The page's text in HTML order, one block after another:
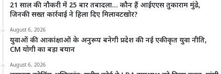
21 साल की नौकरी में 25 बार तबादला… कौन हैं आईएएस तुकाराम मुंढे,
जिनकी सख्त कार्रवाई ने हिला दिए मिलावटखोर?
August 6, 2026
युवाओं की आकांक्षाओं के अनुरूप बनेगी प्रदेश की नई एकीकृत युवा नीति,
CM योगी का बड़ा बयान
August 6, 2026